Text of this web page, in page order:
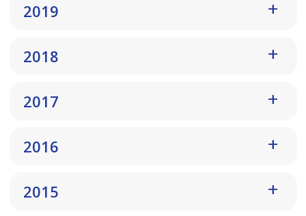
2019
2018
2017
2016
2015